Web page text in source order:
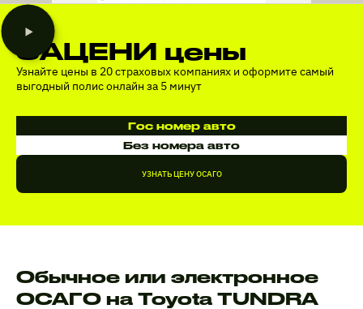
ЗАЦЕНИ цены
Узнайте цены в 20 страховых компаниях и оформите самый
выгодный полис онлайн за 5 минут
Гос номер авто
Без номера авто
УЗНАТЬ ЦЕНУ ОСАГО
Обычное или электронное
ОСАГО на Toyota TUNDRA